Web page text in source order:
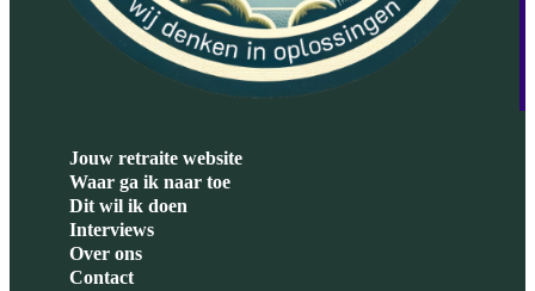
Jouw retraite website
Waar ga ik naar toe
Dit wil ik doen
Interviews
Over ons
Contact